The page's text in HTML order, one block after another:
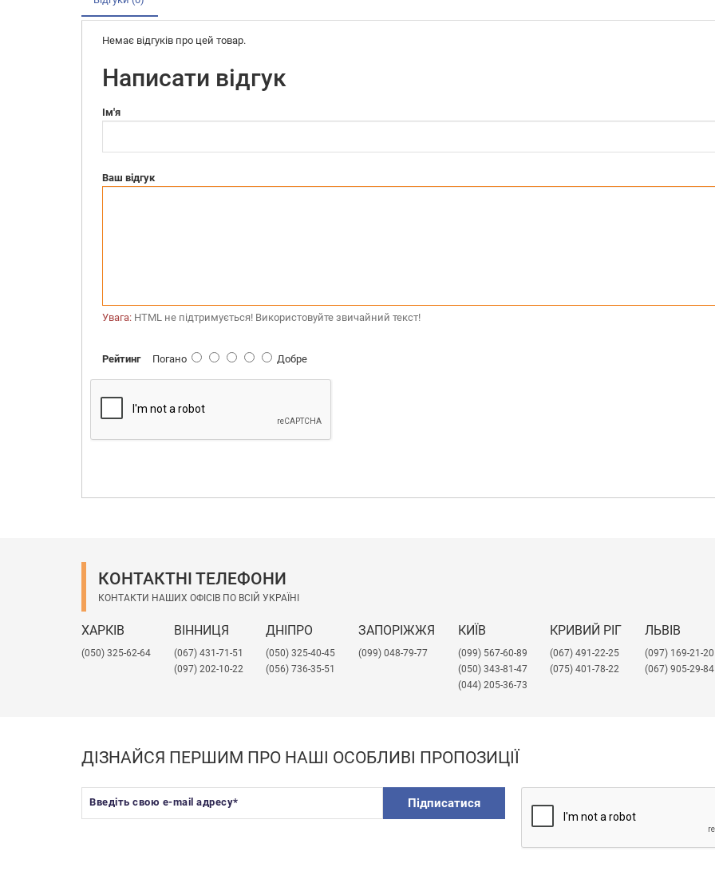
Немає відгуків про цей товар.
Написати відгук
Ім'я
Ваш відгук
Увага: HTML не підтримується! Використовуйте звичайний текст!
РейтингПогано Добре
КОНТАКТНІ ТЕЛЕФОНИ
КОНТАКТИ НАШИХ ОФІСІВ ПО ВСІЙ УКРАЇНІ
ХАРКІВ
(050) 325-62-64
ВІННИЦЯ
(067) 431-71-51
(097) 202-10-22
ДНІПРО
(050) 325-40-45
(056) 736-35-51
ЗАПОРІЖЖЯ
(099) 048-79-77
КИЇВ
(099) 567-60-89
(050) 343-81-47
(044) 205-36-73
КРИВИЙ РІГ
(067) 491-22-25
(075) 401-78-22
ЛЬВІВ
​(097) 169-21-20
(067) 905-29-84
ДІЗНАЙСЯ ПЕРШИМ ПРО НАШІ ОСОБЛИВІ ПРОПОЗИЦІЇ
Введіть свою e-mail адресу* Підписатися